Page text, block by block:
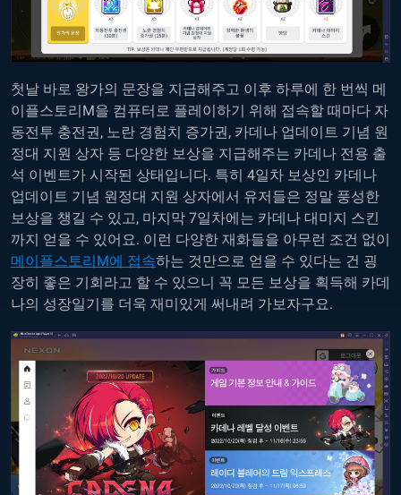
첫날 바로 왕가의 문장을 지급해주고 이후 하루에 한 번씩 메
이플스토리M을 컴퓨터로 플레이하기 위해 접속할 때마다 자
동전투 충전권, 노란 경험치 증가권, 카데나 업데이트 기념 원
정대 지원 상자 등 다양한 보상을 지급해주는 카데나 전용 출
석 이벤트가 시작된 상태입니다. 특히 4일차 보상인 카데나
업데이트 기념 원정대 지원 상자에서 유저들은 정말 풍성한
보상을 챙길 수 있고, 마지막 7일차에는 카데나 대미지 스킨
까지 얻을 수 있어요. 이런 다양한 재화들을 아무런 조건 없이
메이플스토리M에 접속하는 것만으로 얻을 수 있다는 건 굉
장히 좋은 기회라고 할 수 있으니 꼭 모든 보상을 획득해 카데
나의 성장일기를 더욱 재미있게 써내려 가보자구요.